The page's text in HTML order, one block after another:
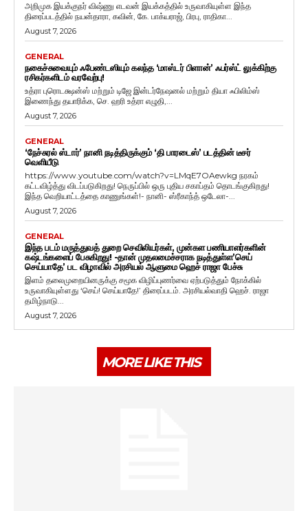
அறிமுக இயக்குநர் விஷ்ணு எடவன் இயக்கத்தில் உருவாகியுள்ள இந்த
திரைப்படத்தில் நயன்தாரா, கவின், கே. பாக்யராஜ், பிரபு, ராதிகா...
August 7, 2026
GENERAL
நகைச்சுவையும் ஃபேண்டஸியும் கலந்த ‘மாஸ்டர் பிளான்’ ஃபர்ஸ்ட் லுக்கிற்கு
ரசிகர்களிடம் வரவேற்பு!
உத்ரா புரொடக்ஷன்ஸ் மற்றும் டிஜே இன்டர்நேஷனல் மற்றும் தியா ஃபிலிம்ஸ்
இணைந்து தயாரிக்க, செ. ஹரி உத்ரா எழுதி,...
August 7, 2026
GENERAL
‘நேச்சுரல் ஸ்டார்’ நானி நடித்திருக்கும் ‘தி பாரடைஸ்’ படத்தின் டீசர்
வெளியீடு
https://www.youtube.com/watch?v=LMqE7OAewkg நரகம்
கட்டவிழ்த்து விடப்படுகிறது! நெருப்பில் ஒரு புதிய சகாப்தம் தொடங்குகிறது!
இந்த வெறியாட்டத்தை காணுங்கள்!- நானி- ஸ்ரீகாந்த் ஒடேலா-...
August 7, 2026
GENERAL
இந்த படம் மருத்துவத் துறை செவிலியர்கள், முன்கள பணியாளர்களின்
கஷ்டங்களைப் பேசுகிறது! -தான் முதலமைச்சராக நடித்துள்ள’செய்
செய்யாதே’ பட விழாவில் அரசியல் ஆளுமை ஹெச் ராஜா பேச்சு
இளம் தலைமுறையினருக்கு சமூக விழிப்புணர்வை ஏற்படுத்தும் நோக்கில்
உருவாகியுள்ளது ‘செய்! செய்யாதே!’ திரைப்படம். அரசியல்வாதி ஹெச். ராஜா
தமிழ்நாடு...
August 7, 2026
MORE LIKE THIS